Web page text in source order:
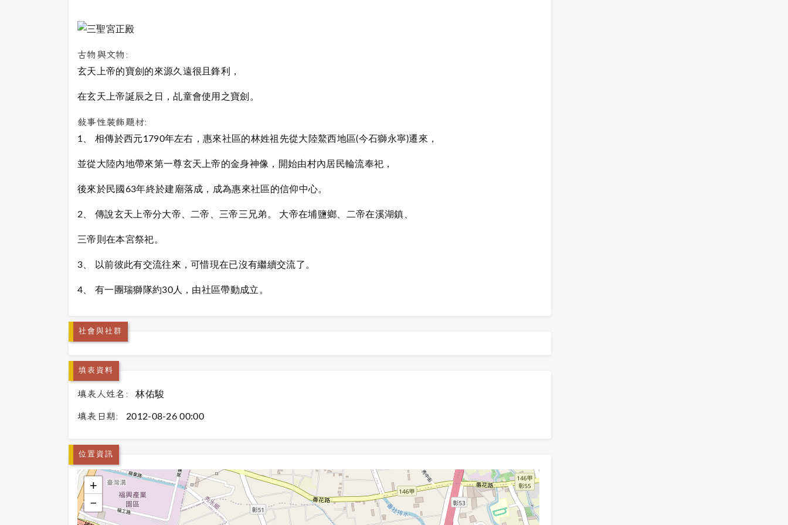
古物與文物:
玄天上帝的寶劍的來源久遠很且鋒利，
在玄天上帝誕辰之日，乩童會使用之寶劍。
敍事性裝飾題材:
1、 相傳於西元1790年左右，惠來社區的林姓祖先從大陸鰲西地區(今石獅永寧)遷來，
並從大陸內地帶來第一尊玄天上帝的金身神像，開始由村內居民輪流奉祀，
後來於民國63年終於建廟落成，成為惠來社區的信仰中心。
2、 傳說玄天上帝分大帝、二帝、三帝三兄弟。 大帝在埔鹽鄉、二帝在溪湖鎮、
三帝則在本宮祭祀。
3、 以前彼此有交流往來，可惜現在已沒有繼續交流了。
4、 有一團瑞獅隊約30人，由社區帶動成立。
社會與社群
填表資料
填表人姓名: 林佑駿
填表日期: 2012-08-26 00:00
位置資訊
+
−